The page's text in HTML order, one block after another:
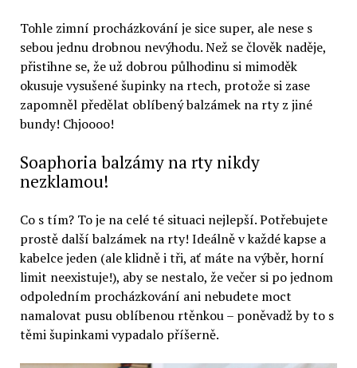
Tohle zimní procházkování je sice super, ale nese s
sebou jednu drobnou nevýhodu. Než se člověk naděje,
přistihne se, že už dobrou půlhodinu si mimoděk
okusuje vysušené šupinky na rtech, protože si zase
zapomněl předělat oblíbený balzámek na rty z jiné
bundy! Chjoooo!
Soaphoria balzámy na rty nikdy
nezklamou!
Co s tím? To je na celé té situaci nejlepší. Potřebujete
prostě další balzámek na rty! Ideálně v každé kapse a
kabelce jeden (ale klidně i tři, ať máte na výběr, horní
limit neexistuje!), aby se nestalo, že večer si po jednom
odpoledním procházkování ani nebudete moct
namalovat pusu oblíbenou rtěnkou – poněvadž by to s
těmi šupinkami vypadalo příšerně.